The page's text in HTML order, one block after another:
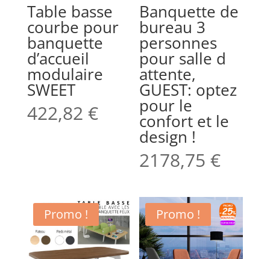
Table basse
courbe pour
banquette
d’accueil
modulaire
SWEET
422,82 €
Banquette de
bureau 3
personnes
pour salle d
attente,
GUEST: optez
pour le
confort et le
design !
2178,75€
Promo ! Promo !